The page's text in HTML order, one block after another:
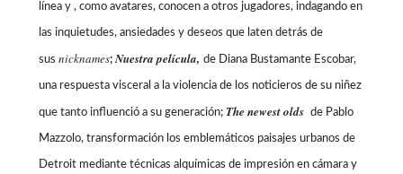
línea y , como avatares, conocen a otros jugadores, indagando en
las inquietudes, ansiedades y deseos que laten detrás de
sus nicknames;Nuestra película, de Diana Bustamante Escobar,
una respuesta visceral a la violencia de los noticieros de su niñez
que tanto influenció a su generación; The newest olds de Pablo
Mazzolo, transformación los emblemáticos paisajes urbanos de
Detroit mediante técnicas alquímicas de impresión en cámara y